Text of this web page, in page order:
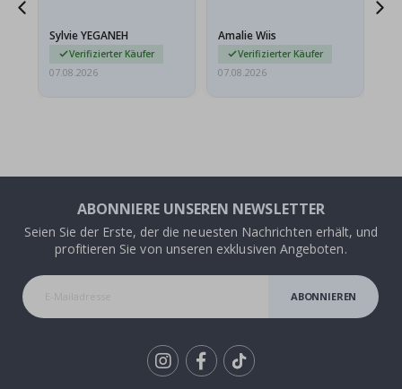
sie…
Sylvie YEGANEH
Verifizierter Käufer
07.08.2026
Amalie Wiis
Verifizierter Käufer
07.08.2026
ABONNIERE UNSEREN NEWSLETTER
Seien Sie der Erste, der die neuesten Nachrichten erhält, und
profitieren Sie von unseren exklusiven Angeboten.
ABONNIEREN